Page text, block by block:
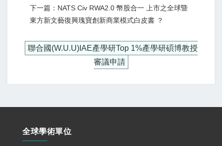
下一篇：NATS Civ RWA2.0 幣股合一 上市之全球暨
東方新文藝復興瑰寶創新商業模式白皮書 ？
聯合國(W.U.U)IAE產學研Top 1%產學研碩博教授
審議申請
全球學術單位